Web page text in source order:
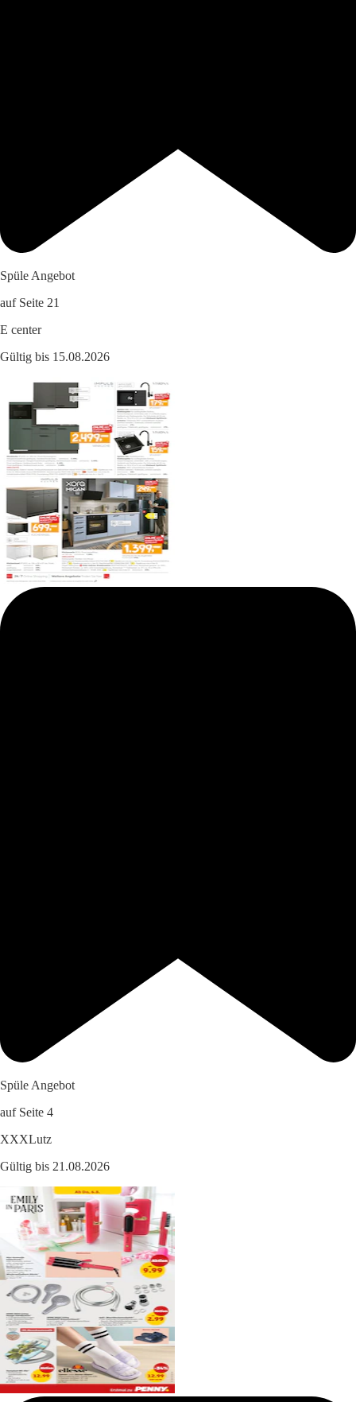
Spüle Angebot
auf Seite 21
E center
Gültig bis 15.08.2026
Spüle Angebot
auf Seite 4
XXXLutz
Gültig bis 21.08.2026